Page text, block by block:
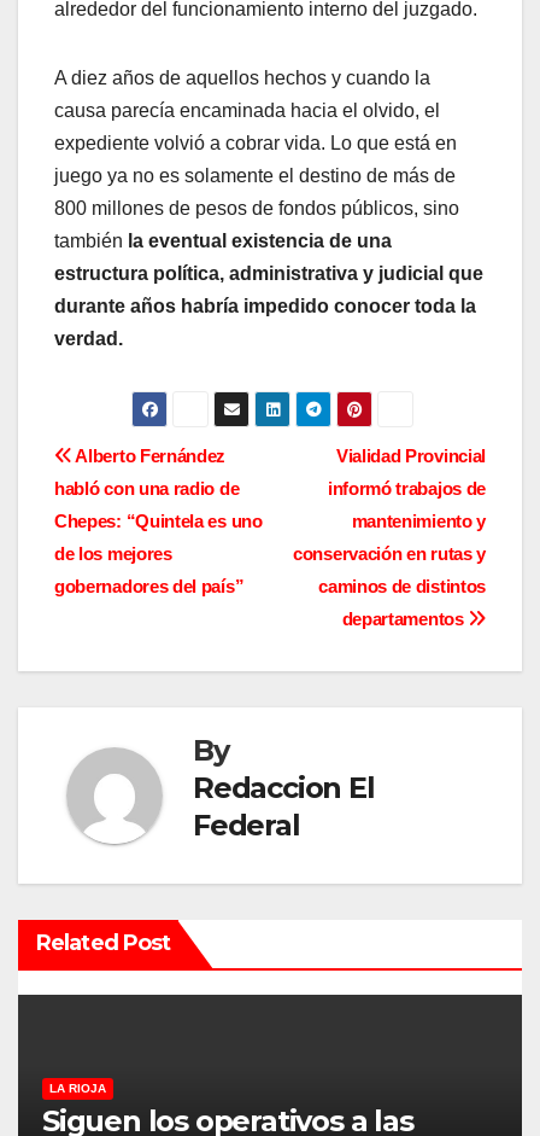
alrededor del funcionamiento interno del juzgado.
A diez años de aquellos hechos y cuando la
causa parecía encaminada hacia el olvido, el
expediente volvió a cobrar vida. Lo que está en
juego ya no es solamente el destino de más de
800 millones de pesos de fondos públicos, sino
también la eventual existencia de una
estructura política, administrativa y judicial que
durante años habría impedido conocer toda la
verdad.
N
a
v
e
g
c
n
d
e
n
Vialidad Provincial
informó trabajos de
mantenimiento y
conservación en rutas y
caminos de distintos
departamentos
Alberto Fernández
habló con una radio de
Chepes: “Quintela es uno
de los mejores
gobernadores del país”
By
Redaccion El
Federal
Related Post
LA RIOJA
Siguen los operativos a las